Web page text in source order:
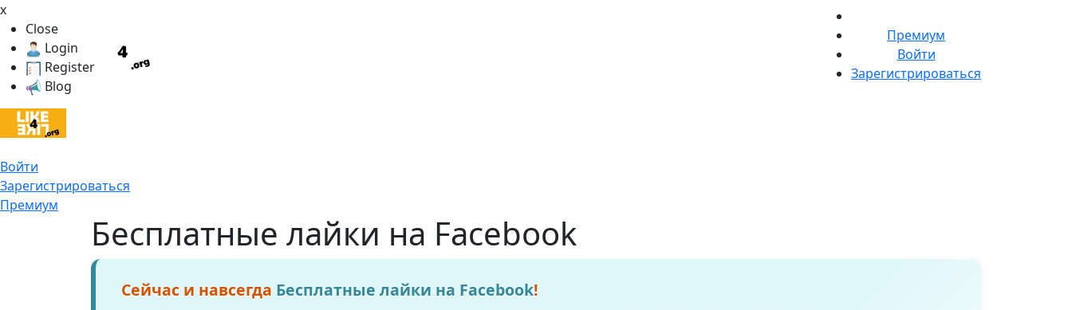
x
Close
Login
Register
Blog
Войти
Зарегистрироваться
Премиум
Премиум
Войти
Зарегистрироваться
Бесплатные лайки на Facebook
Сейчас и навсегда Бесплатные лайки на Facebook!